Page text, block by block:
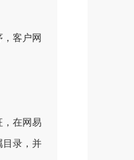
客户网
在网易
录，并